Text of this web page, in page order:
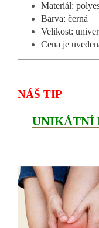
Materiál:
Barva: černá
Velikost:
Cena je
NÁŠ TIP
UNIKÁTNÍ